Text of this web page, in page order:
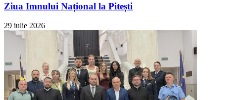
Ziua Imnului Național la Pitești
29 iulie 2026